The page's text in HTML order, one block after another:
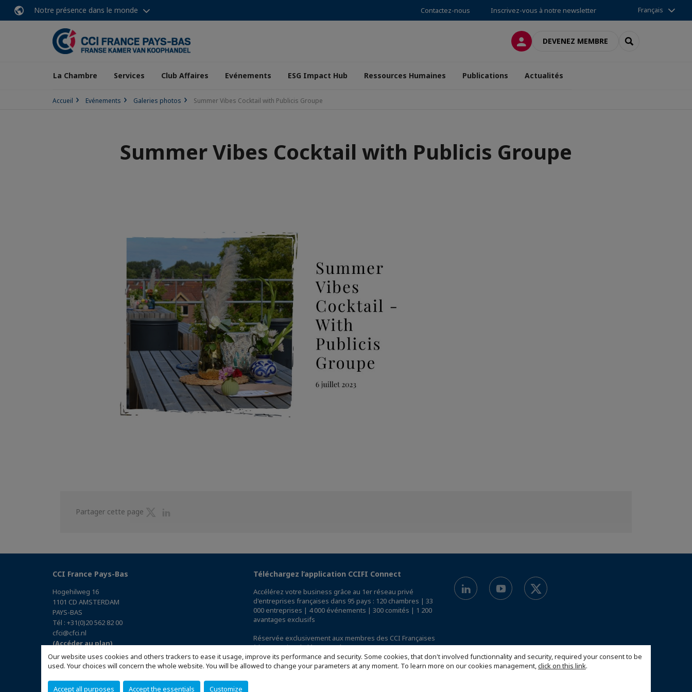
Our website uses cookies and others trackers to ease it usage, improve its performance and security. Some cookies, that don't involved functionnality and security, required your consent to be
used. Your choices will concern the whole website. You will be allowed to change your parameters at any moment. To learn more on our cookies management,click on this link.
Accept all purposes Accept the essentials Customize
Notre présence dans le monde Contactez-nous Inscrivez-vous à notre newsletter Français
CONNEXIONDEVENEZ MEMBRE RECHERCHER
La Chambre Services Club Affaires Evénements ESG Impact Hub Ressources Humaines Publications Actualités
Accueil Evénements Galeries photos Summer Vibes Cocktail with Publicis Groupe
Summer Vibes Cocktail with Publicis Groupe
Partager cette page
Partager
CCI France Pays-Bas
Hogehilweg 16
1101 CD AMSTERDAM
PAYS-BAS
Tél : +31(0)20 562 82 00
cfci@cfci.nl
(Accéder au plan)
Téléchargez l’application CCIFI Connect
Accélérez votre business grâce au 1er réseau privé
d'entreprises françaises dans 95 pays : 120 chambres | 33
000 entreprises | 4 000 événements | 300 comités | 1 200
avantages exclusifs
Réservée exclusivement aux membres des CCI Françaises
à l'International,découvrez l'app CCIFI Connect.